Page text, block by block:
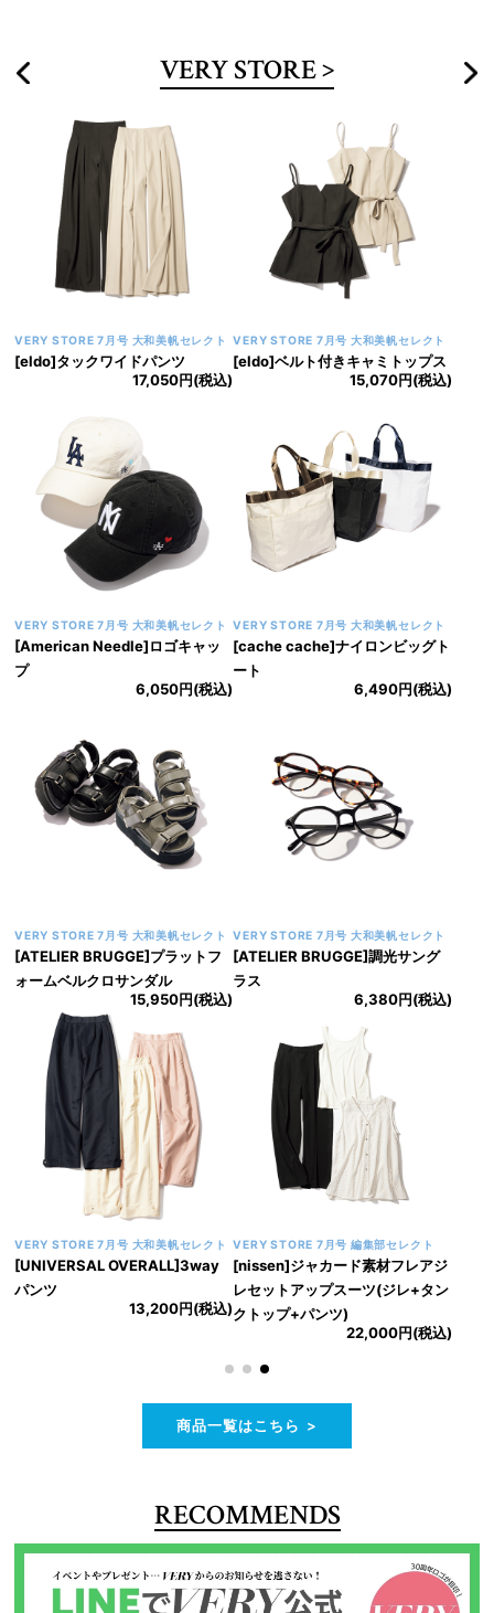
VERY STORE
VERY STORE 7月号 大和美帆セレクト
[eldo]タックワイドパンツ
17,050円(税込)
VERY STORE 7月号 大和美帆セレクト
[eldo]ベルト付きキャミトップス
15,070円(税込)
VERY STORE 7月号 大和美帆セレクト
[American Needle]ロゴキャッ
プ
6,050円(税込)
VERY STORE 7月号 大和美帆セレクト
[cache cache]ナイロンビッグト
ート
6,490円(税込)
VERY STORE 7月号 大和美帆セレクト
[ATELIER BRUGGE]プラットフ
ォームベルクロサンダル
15,950円(税込)
VERY STORE 7月号 大和美帆セレクト
[ATELIER BRUGGE]調光サング
ラス
6,380円(税込)
VERY STORE 7月号 大和美帆セレクト
[UNIVERSAL OVERALL]3way
パンツ
13,200円(税込)
VERY STORE 7月号 編集部セレクト
[nissen]ジャカード素材フレアジ
レセットアップスーツ(ジレ+タン
クトップ+パンツ)
22,000円(税込)
商品一覧はこちら
RECOMMENDS